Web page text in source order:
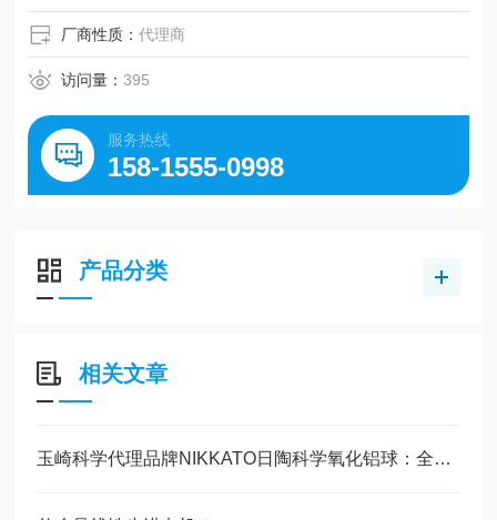
厂商性质：代理商
访问量：395
服务热线
158-1555-0998
产品分类
相关文章
玉崎科学代理品牌NIKKATO日陶科学氧化铝球：全系列型号规格与产品选购指南